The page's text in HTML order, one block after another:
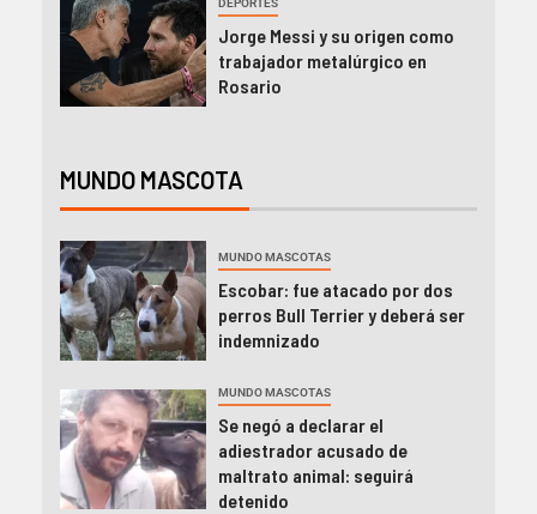
DEPORTES
Jorge Messi y su origen como
trabajador metalúrgico en
Rosario
MUNDO MASCOTA
MUNDO MASCOTAS
Escobar: fue atacado por dos
perros Bull Terrier y deberá ser
indemnizado
MUNDO MASCOTAS
Se negó a declarar el
adiestrador acusado de
maltrato animal: seguirá
detenido